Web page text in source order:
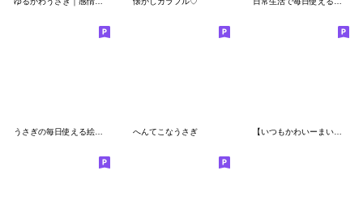
うさぎの毎日使える絵文字 へんてこなうさぎ 【いつもかわいーまいにち絵文字】